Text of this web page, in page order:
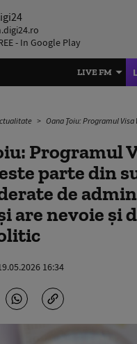
- In Google Play
LIVE FM
Oana Ţoiu: Programul Visa Waiver este parte din subiectele
Programul
parte din
de
are nevoie și
16:34